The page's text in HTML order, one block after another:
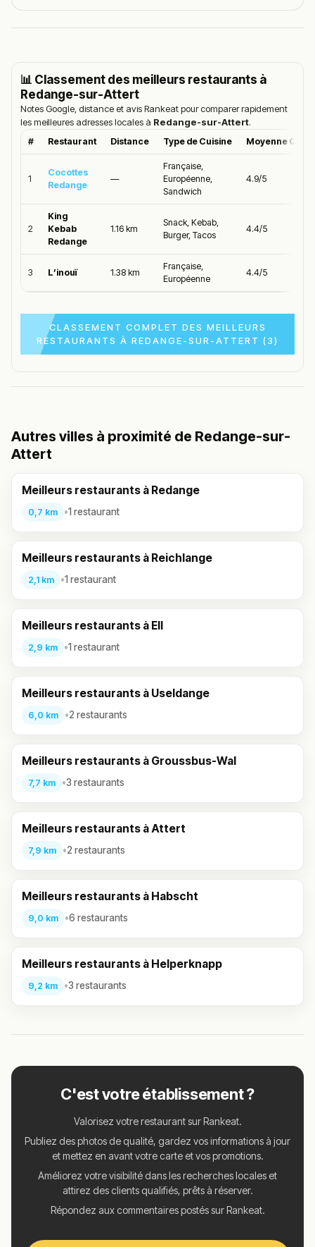
📊 Classement des meilleurs restaurants à
Redange-sur-Attert
Notes Google, distance et avis Rankeat pour comparer rapidement
les meilleures adresses locales à Redange-sur-Attert.
# Restaurant Distance Type de Cuisine Moyenne
1
Cocottes
Redange
—
Française,
Européenne,
Sandwich
4.9/5
2
King
Kebab
Redange
1.16 km
Snack, Kebab,
Burger, Tacos
4.4/5
3 L’inouï 1.38 km
Française,
Européenne
4.4/5
CLASSEMENT COMPLET DES MEILLEURS
RESTAURANTS À REDANGE-SUR-ATTERT (3)
Autres villes à proximité de Redange-sur-
Attert
Meilleurs restaurants à Redange
0,7 km •1 restaurant
Meilleurs restaurants à Reichlange
2,1 km •1 restaurant
Meilleurs restaurants à Ell
2,9 km •1 restaurant
Meilleurs restaurants à Useldange
6,0 km •2 restaurants
Meilleurs restaurants à Groussbus-Wal
7,7 km •3 restaurants
Meilleurs restaurants à Attert
7,9 km •2 restaurants
Meilleurs restaurants à Habscht
9,0 km •6 restaurants
Meilleurs restaurants à Helperknapp
9,2 km •3 restaurants
C'est votre établissement ?
Valorisez votre restaurant sur Rankeat.
Publiez des photos de qualité, gardez vos informations à jour
et mettez en avant votre carte et vos promotions.
Améliorez votre visibilité dans les recherches locales et
attirez des clients qualifiés, prêts à réserver.
Répondez aux commentaires postés sur Rankeat.